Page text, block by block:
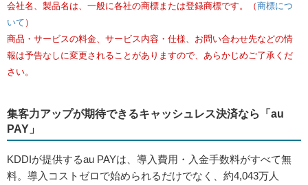
会社名、製品名は、一般に各社の商標または登録商標です。（商標につ
いて ）
商品・サービスの料金、サービス内容・仕様、お問い合わせ先などの情
報は予告なしに変更されることがありますので、あらかじめご了承くだ
さい。
集客力アップが期待できるキャッシュレス決済なら「au
PAY」
KDDIが提供するau PAYは、導入費用・入金手数料がすべて無
料。導入コストゼロで始められるだけでなく、約4,043万人